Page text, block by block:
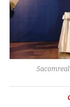
Sacomreal